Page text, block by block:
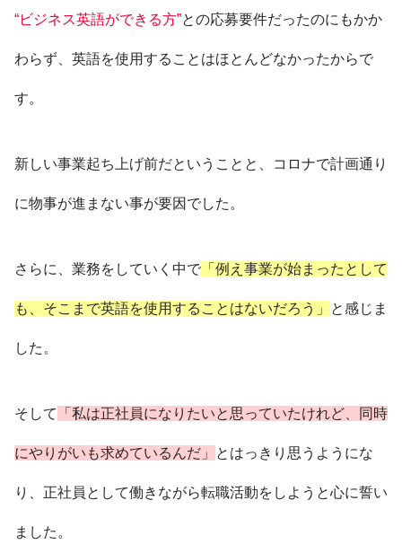
“ビジネス英語ができる方”との応募要件だったのにもかか
わらず、英語を使用することはほとんどなかったからで
す。
新しい事業起ち上げ前だということと、コロナで計画通り
に物事が進まない事が要因でした。
さらに、業務をしていく中で 「例え事業が始まったとして
も、そこまで英語を使用することはないだろう」 と感じま
した。
そして 「私は正社員になりたいと思っていたけれど、同時
にやりがいも求めているんだ」 とはっきり思うようにな
り、正社員として働きながら転職活動をしようと心に誓い
ました。